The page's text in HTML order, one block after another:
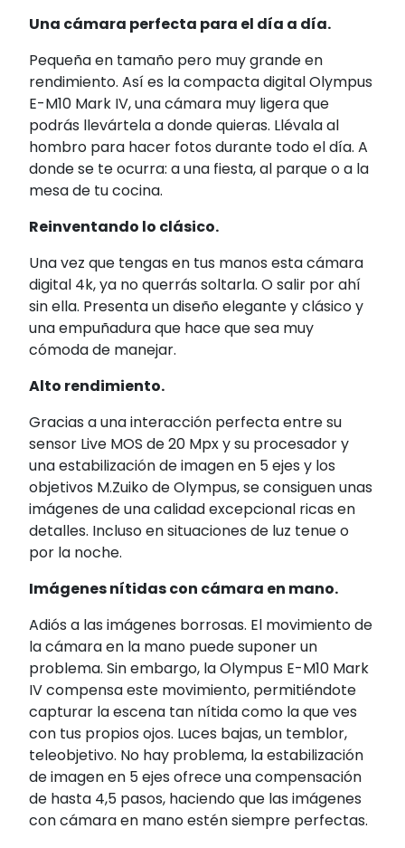
Una cámara perfecta para el día a día.
Pequeña en tamaño pero muy grande en
rendimiento. Así es la compacta digital Olympus
E-M10 Mark IV, una cámara muy ligera que
podrás llevártela a donde quieras. Llévala al
hombro para hacer fotos durante todo el día. A
donde se te ocurra: a una fiesta, al parque o a la
mesa de tu cocina.
Reinventando lo clásico.
Una vez que tengas en tus manos esta cámara
digital 4k, ya no querrás soltarla. O salir por ahí
sin ella. Presenta un diseño elegante y clásico y
una empuñadura que hace que sea muy
cómoda de manejar.
Alto rendimiento.
Gracias a una interacción perfecta entre su
sensor Live MOS de 20 Mpx y su procesador y
una estabilización de imagen en 5 ejes y los
objetivos M.Zuiko de Olympus, se consiguen unas
imágenes de una calidad excepcional ricas en
detalles. Incluso en situaciones de luz tenue o
por la noche.
Imágenes nítidas con cámara en mano.
Adiós a las imágenes borrosas. El movimiento de
la cámara en la mano puede suponer un
problema. Sin embargo, la Olympus E-M10 Mark
IV compensa este movimiento, permitiéndote
capturar la escena tan nítida como la que ves
con tus propios ojos. Luces bajas, un temblor,
teleobjetivo. No hay problema, la estabilización
de imagen en 5 ejes ofrece una compensación
de hasta 4,5 pasos, haciendo que las imágenes
con cámara en mano estén siempre perfectas.